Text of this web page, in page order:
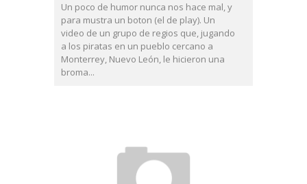
Un poco de humor nunca nos hace mal, y
para mustra un boton (el de play). Un
video de un grupo de regios que, jugando
a los piratas en un pueblo cercano a
Monterrey, Nuevo León, le hicieron una
broma...